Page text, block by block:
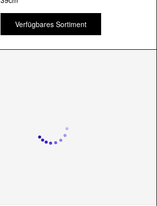
Verfügbares Sortiment